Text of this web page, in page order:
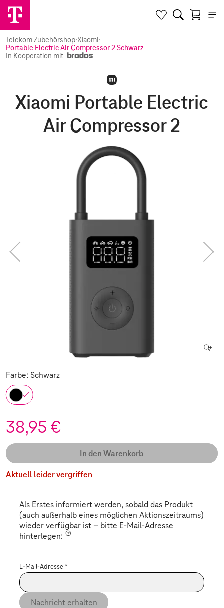
Telekom Zubehörshop·Xiaomi·
Portable Electric Air Compressor 2 Schwarz
In Kooperation mit
Xiaomi Portable Electric
Air Compressor 2
Farbe: Schwarz
38,95 €
In den Warenkorb
Aktuell leider vergriffen
Als Erstes informiert werden, sobald das Produkt
(auch außerhalb eines möglichen Aktionszeitraums)
wieder verfügbar ist – bitte E-Mail-Adresse
hinterlegen: *
E-Mail-Adresse*
Nachricht erhalten